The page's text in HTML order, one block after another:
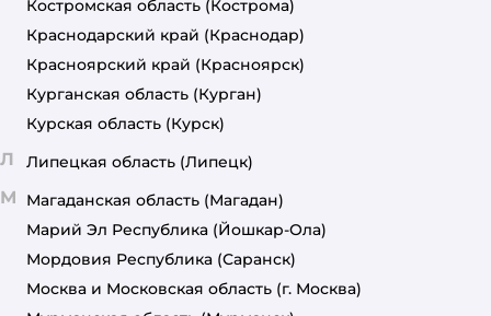
Костромская область (Кострома)
Краснодарский край (Краснодар)
Красноярский край (Красноярск)
Курганская область (Курган)
Курская область (Курск)
Л Липецкая область (Липецк)
М Магаданская область (Магадан)
Марий Эл Республика (Йошкар-Ола)
Мордовия Республика (Саранск)
Москва и Московская область (г. Москва)